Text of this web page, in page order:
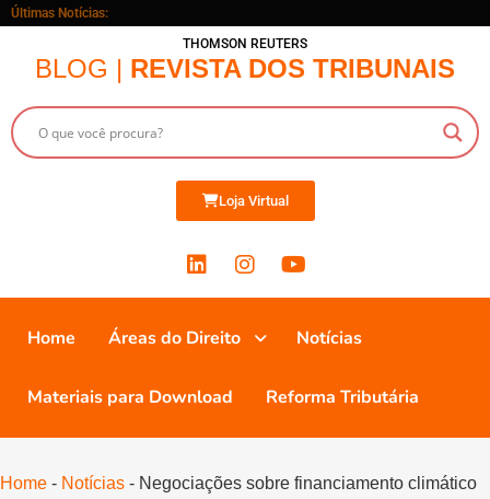
Últimas Notícias:
THOMSON REUTERS
BLOG | REVISTA DOS TRIBUNAIS
Loja Virtual
Home Áreas do Direito Notícias
Materiais para Download Reforma Tributária
Home - Notícias - Negociações sobre financiamento climático